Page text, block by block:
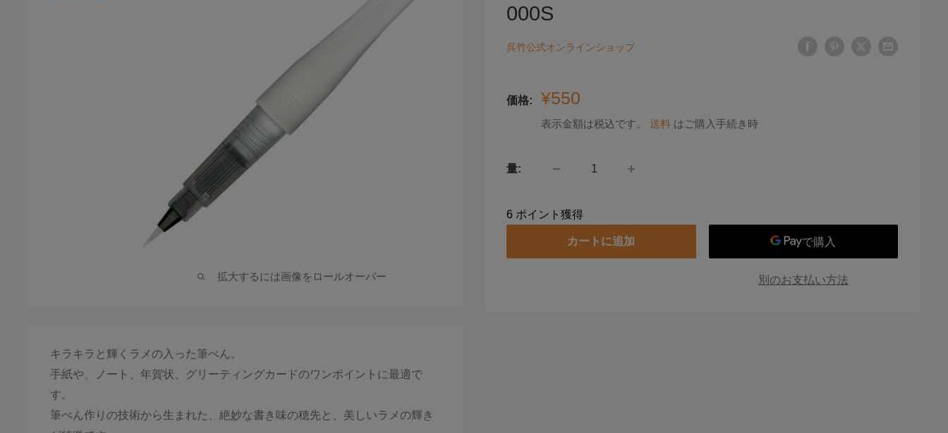
拡大するには画像をロールオーバー
000S
呉竹公式オンラインショップ
価格:
販
売
価
¥550
表示金額は税込です。 送料 はご購入手続き時
量:
6 ポイント獲得
カートに追加
別のお支払い方法
キラキラと輝くラメの入った筆ぺん。
手紙や、ノート、年賀状、グリーティングカードのワンポイントに最適で
す。
筆ぺん作りの技術から生まれた、絶妙な書き味の穂先と、美しいラメの輝き